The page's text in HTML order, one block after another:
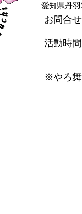
愛知県丹羽
お問合せ
活動時
※やろ舞い